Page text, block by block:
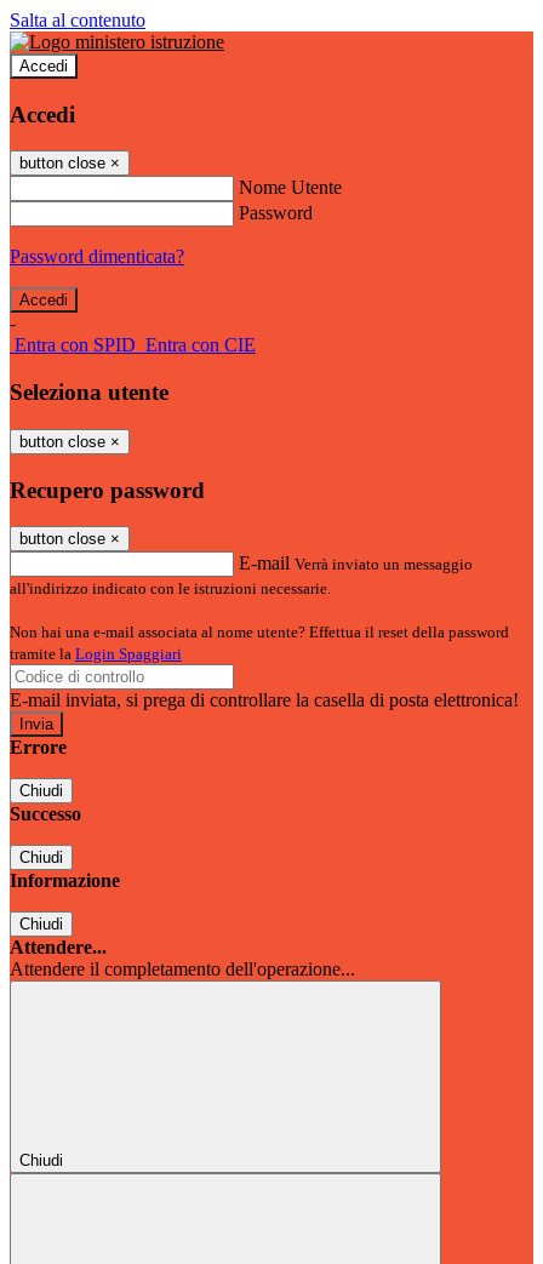
Salta al contenuto
Accedi
Accedi
button close ×
Nome Utente
Password
Password dimenticata?
-
Entra con SPID Entra con CIE
Seleziona utente
button close ×
Recupero password
button close ×
E-mail Verrà inviato un messaggio
all'indirizzo indicato con le istruzioni necessarie.
Non hai una e-mail associata al nome utente? Effettua il reset della password
tramite la Login Spaggiari
E-mail inviata, si prega di controllare la casella di posta elettronica!
Errore
Chiudi
Successo
Chiudi
Informazione
Chiudi
Attendere...
Attendere il completamento dell'operazione...
Chiudi